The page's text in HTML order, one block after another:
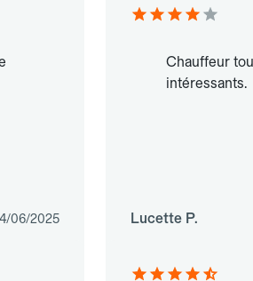
06/2025
Chauffeur
intéressants.
Lucette P.